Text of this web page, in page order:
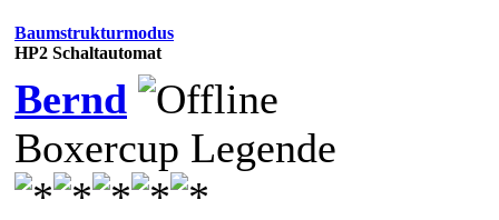
Baumstrukturmodus
HP2 Schaltautomat
Bernd
Boxercup Legende